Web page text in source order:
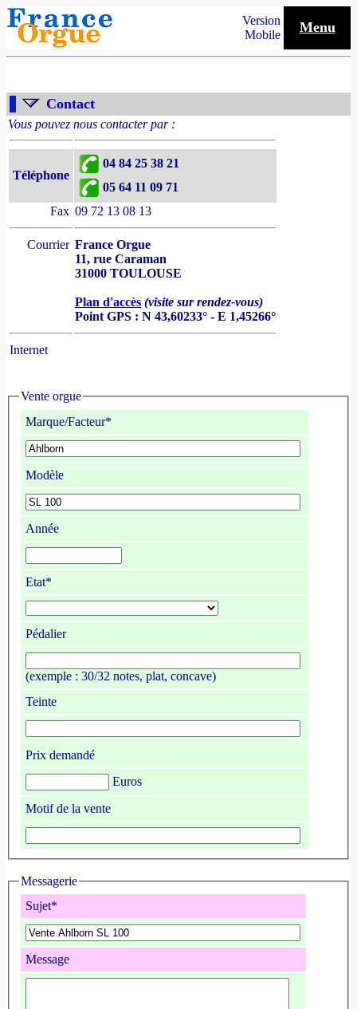
Version
Mobile
Menu
Contact
Vous pouvez nous contacter par :
Téléphone
04 84 25 38 21
05 64 11 09 71
Fax 09 72 13 08 13
Courrier France Orgue
11, rue Caraman
31000 TOULOUSE
Plan d'accès (visite sur rendez-vous)
Point GPS : N 43,60233° - E 1,45266°
Internet
Vente orgue
Marque/Facteur*
Modèle
Année
Etat*
Pédalier
(exemple : 30/32 notes, plat, concave)
Teinte
Prix demandé
Euros
Motif de la vente
Messagerie
Sujet*
Message